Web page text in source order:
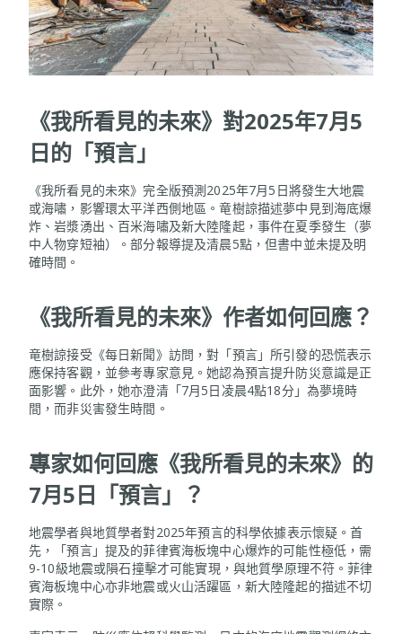
《我所看見的未來》對2025年7月5
日的「預言」
《我所看見的未來》完全版預測2025年7月5日將發生大地震
或海嘯，影響環太平洋西側地區。竜樹諒描述夢中見到海底爆
炸、岩漿湧出、百米海嘯及新大陸隆起，事件在夏季發生（夢
中人物穿短袖）。部分報導提及清晨5點，但書中並未提及明
確時間。
《我所看見的未來》作者如何回應？
竜樹諒接受《每日新聞》訪問，對「預言」所引發的恐慌表示
應保持客觀，並參考專家意見。她認為預言提升防災意識是正
面影響。此外，她亦澄清「7月5日凌晨4點18分」為夢境時
間，而非災害發生時間。
專家如何回應《我所看見的未來》的
7月5日「預言」？
地震學者與地質學者對2025年預言的科學依據表示懷疑。首
先，「預言」提及的菲律賓海板塊中心爆炸的可能性極低，需
9-10級地震或隕石撞擊才可能實現，與地質學原理不符。菲律
賓海板塊中心亦非地震或火山活躍區，新大陸隆起的描述不切
實際。